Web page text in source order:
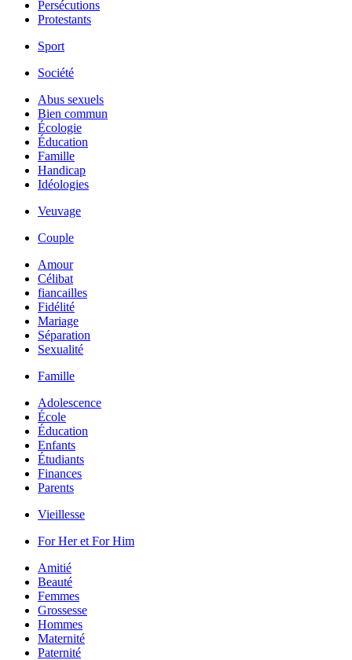
Persécutions
Protestants
Sport
Société
Abus sexuels
Bien commun
Écologie
Éducation
Famille
Handicap
Idéologies
Veuvage
Couple
Amour
Célibat
fiancailles
Fidélité
Mariage
Séparation
Sexualité
Famille
Adolescence
École
Éducation
Enfants
Étudiants
Finances
Parents
Vieillesse
For Her et For Him
Amitié
Beauté
Femmes
Grossesse
Hommes
Maternité
Paternité